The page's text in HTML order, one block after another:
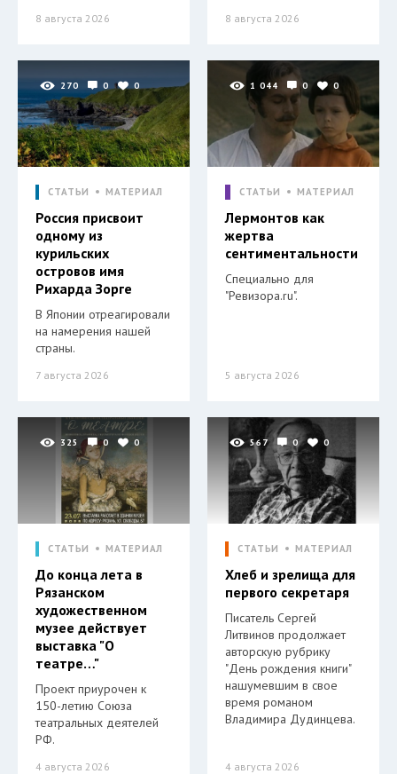
8 августа 2026 8 августа 2026
270 0 0
СТАТЬИ МАТЕРИАЛ
Россия присвоит
одному из
курильских
островов имя
Рихарда Зорге
В Японии отреагировали
на намерения нашей
страны.
7 августа 2026
1 044 0 0
СТАТЬИ МАТЕРИАЛ
Лермонтов как
жертва
сентиментальности
Специально для
"Ревизора.ru".
5 августа 2026
325 0 0
СТАТЬИ МАТЕРИАЛ
До конца лета в
Рязанском
художественном
музее действует
выставка "О
театре…"
Проект приурочен к
150-летию Союза
театральных деятелей
РФ.
4 августа 2026
567 0 0
СТАТЬИ МАТЕРИАЛ
Хлеб и зрелища для
первого секретаря
Писатель Сергей
Литвинов продолжает
авторскую рубрику
"День рождения книги"
нашумевшим в свое
время романом
Владимира Дудинцева.
4 августа 2026